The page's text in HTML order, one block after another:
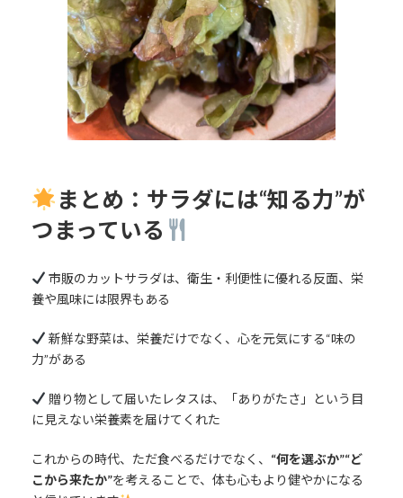
まとめ：サラダには“知る力”が
つまっている
市販のカットサラダは、衛生・利便性に優れる反面、栄
養や風味には限界もある
新鮮な野菜は、栄養だけでなく、心を元気にする“味の
力”がある
贈り物として届いたレタスは、「ありがたさ」という目
に見えない栄養素を届けてくれた
これからの時代、ただ食べるだけでなく、 “何を選ぶか”“ど
こから来たか”を考えることで、体も心もより健やかになる